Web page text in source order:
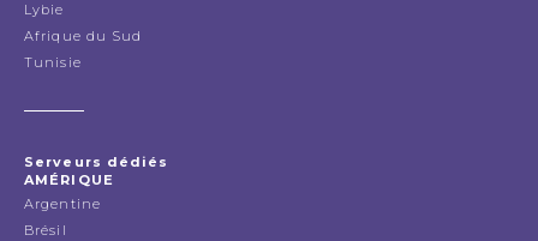
Lybie
Afrique du Sud
Tunisie
Serveurs dédiés
AMÉRIQUE
Argentine
Brésil